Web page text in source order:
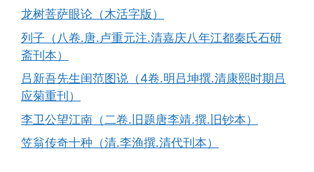
龙树菩萨眼论（木活字版）
列子（八卷.唐.卢重元注.清嘉庆八年江都秦氏石研
斋刊本）
吕新吾先生闺范图说（4卷.明吕坤撰.清康熙时期吕
应菊重刊）
李卫公望江南（二卷.旧题唐李靖.撰.旧钞本）
笠翁传奇十种（清.李渔撰.清代刊本）